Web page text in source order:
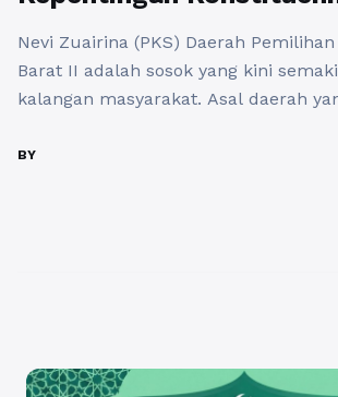
Nevi Zuairina (PKS) Daerah
Barat II adalah sosok yang kini
kalangan masyarakat. Asal daerah
sekadar berpolitik, tetapi juga
BY